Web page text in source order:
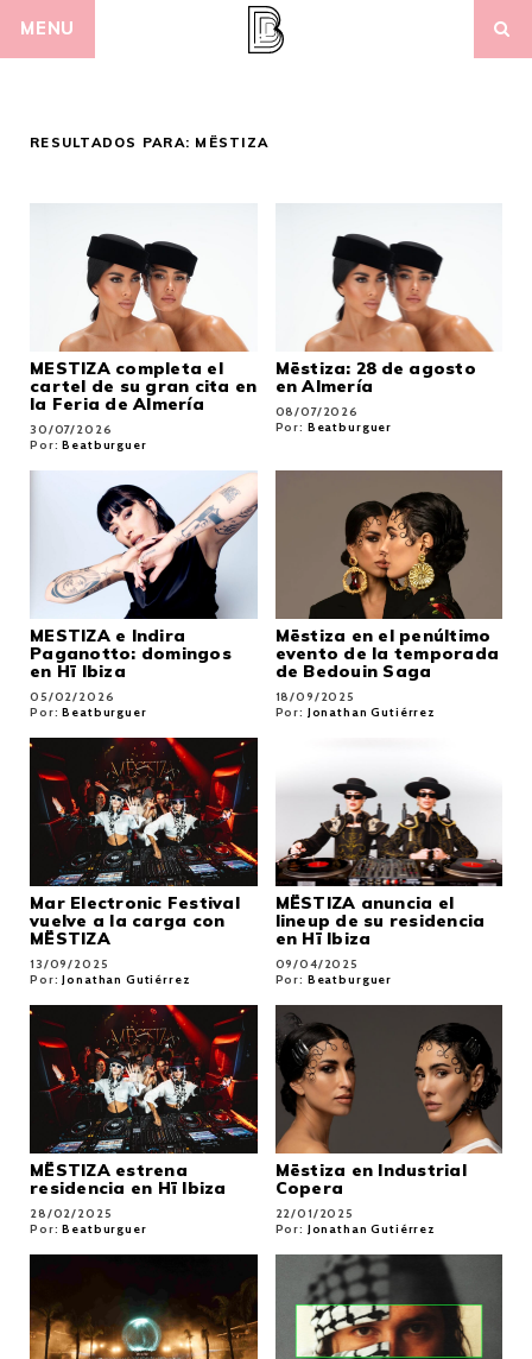
MENU
RESULTADOS PARA: MËSTIZA
MESTIZA completa el
cartel de su gran cita en
la Feria de Almería
30/07/2026
Por:Beatburguer
Mëstiza: 28 de agosto
en Almería
08/07/2026
Por: Beatburguer
MESTIZA e Indira
Paganotto: domingos
en Hï Ibiza
05/02/2026
Por:Beatburguer
Mëstiza en el penúltimo
evento de la temporada
de Bedouin Saga
18/09/2025
Por: Jonathan Gutiérrez
Mar Electronic Festival
vuelve a la carga con
MËSTIZA
13/09/2025
Por:Jonathan Gutiérrez
MËSTIZA anuncia el
lineup de su residencia
en Hï Ibiza
09/04/2025
Por: Beatburguer
MËSTIZA estrena
residencia en Hï Ibiza
28/02/2025
Por:Beatburguer
Mëstiza en Industrial
Copera
22/01/2025
Por: Jonathan Gutiérrez